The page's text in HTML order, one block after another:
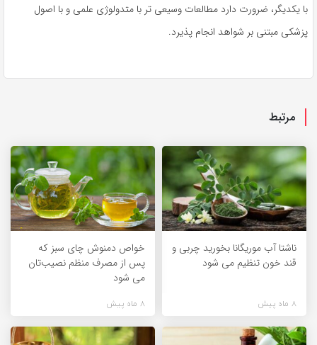
با یکدیگر، ضرورت دارد مطالعات وسیعی تر با متدولوژی علمی و با اصول
پزشکی مبتنی بر شواهد انجام پذیرد.
مرتبط
ناشتا آب موریگانا بخورید چربی و
قند خون تنظیم می شود
8 ماه پیش
خواص دمنوش چای سبز که
پس از مصرف منظم نصیب‌تان
می شود
8 ماه پیش